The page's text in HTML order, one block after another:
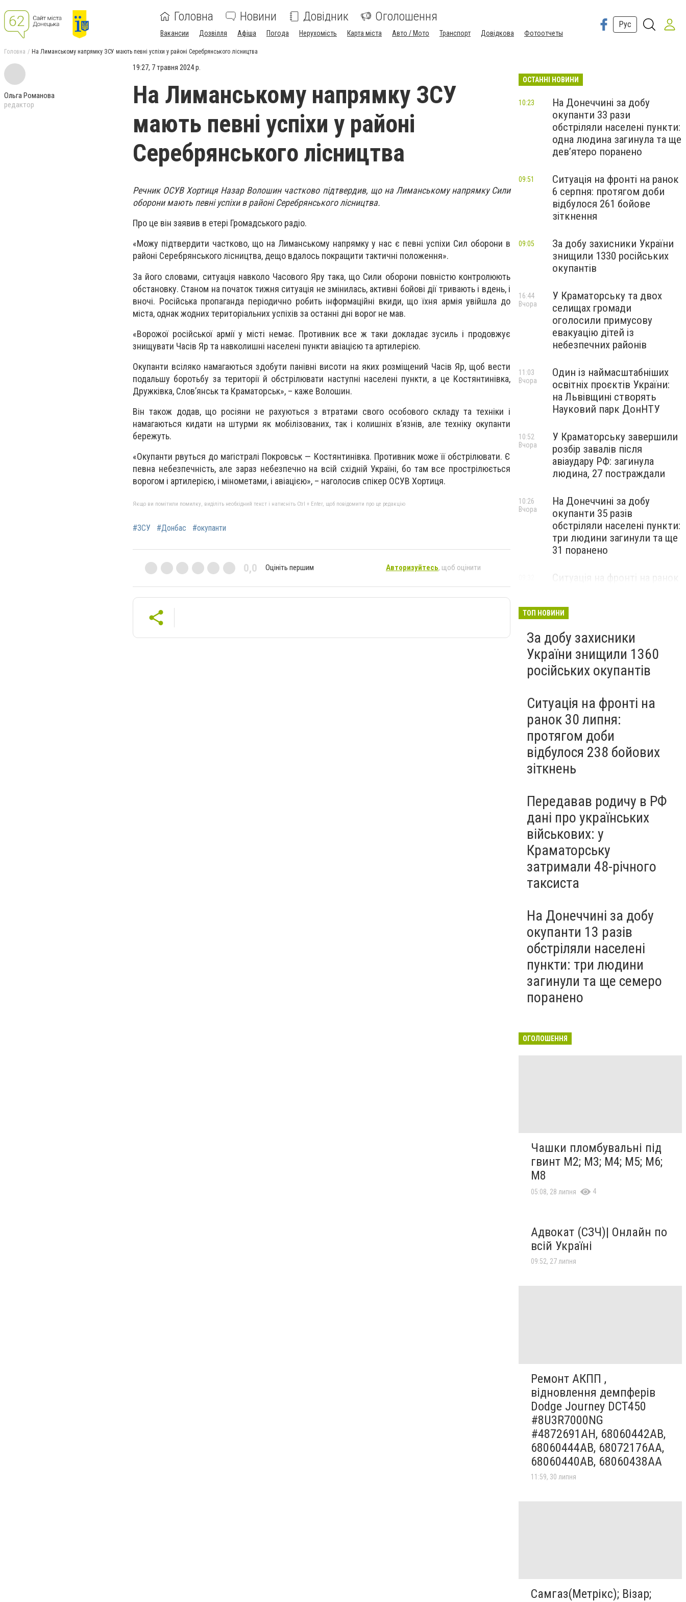
Головна Новини Довідник Оголошення
Вакансии Дозвілля Афіша Погода Нерухомість Карта міста Авто / Мото Транспорт Довідкова Фотоотчеты
Рус
Головна На Лиманському напрямку ЗСУ мають певні успіхи у районі Серебрянського лісництва
Ольга Романова
редактор
19:27, 7 травня 2024 р.
На Лиманському напрямку ЗСУ
мають певні успіхи у районі
Серебрянського лісництва
Речник ОСУВ Хортиця Назар Волошин частково підтвердив, що на Лиманському напрямку Сили
оборони мають певні успіхи в районі Серебрянського лісництва.
Про це він заявив в етері Громадського радіо.
«Можу підтвердити частково, що на Лиманському напрямку у нас є певні успіхи Сил оборони в
районі Серебрянського лісництва, дещо вдалось покращити тактичні положення».
За його словами, ситуація навколо Часового Яру така, що Сили оборони повністю контролюють
обстановку. Станом на початок тижня ситуація не змінилась, активні бойові дії тривають і вдень, і
вночі. Російська пропаганда періодично робить інформаційні вкиди, що їхня армія увійшла до
міста, однак жодних територіальних успіхів за останні дні ворог не мав.
«Ворожої російської армії у місті немає. Противник все ж таки докладає зусиль і продовжує
знищувати Часів Яр та навколишні населені пункти авіацією та артилерією.
Окупанти всіляко намагаються здобути панівні висоти на яких розміщений Часів Яр, щоб вести
подальшу боротьбу за території й обстрілювати наступні населені пункти, а це Костянтинівка,
Дружківка, Слов’янськ та Краматорськ», – каже Волошин.
Він також додав, що росіяни не рахуються з втратами свого особового складу та техніки і
намагаються кидати на штурми як мобілізованих, так і колишніх в’язнів, але техніку окупанти
бережуть.
«Окупанти рвуться до магістралі Покровськ — Костянтинівка. Противник може її обстрілювати. Є
певна небезпечність, але зараз небезпечно на всій східній Україні, бо там все прострілюється
ворогом і артилерією, і мінометами, і авіацією», – наголосив спікер ОСУВ Хортиця.
Якщо ви помітили помилку, виділіть необхідний текст і натисніть Ctrl + Enter, щоб повідомити про це редакцію
#ЗСУ #Донбас #окупанти
0,0 Оцініть першим Авторизуйтесь, щоб оцінити
ОСТАННІ НОВИНИ
На Донеччині за добу
окупанти 33 рази
обстріляли населені пункти:
одна людина загинула та ще
девʼятеро поранено
10:23
Ситуація на фронті на ранок
6 серпня: протягом доби
відбулося 261 бойове
зіткнення
09:51
За добу захисники України
знищили 1330 російських
окупантів
09:05
У Краматорську та двох
селищах громади
оголосили примусову
евакуацію дітей із
небезпечних районів
16:44
Вчора
Один із наймасштабніших
освітніх проєктів України:
на Львівщині створять
Науковий парк ДонНТУ
11:03
Вчора
У Краматорську завершили
розбір завалів після
авіаудару РФ: загинула
людина, 27 постраждали
10:52
Вчора
На Донеччині за добу
окупанти 35 разів
обстріляли населені пункти:
три людини загинули та ще
31 поранено
10:26
Вчора
Ситуація на фронті на ранок
зіткнень
ТОП НОВИНИ
За добу захисники
України знищили 1360
російських окупантів
Ситуація на фронті на
ранок 30 липня:
протягом доби
відбулося 238 бойових
зіткнень
Передавав родичу в РФ
дані про українських
військових: у
Краматорську
затримали 48-річного
таксиста
На Донеччині за добу
окупанти 13 разів
обстріляли населені
пункти: три людини
загинули та ще семеро
поранено
ОГОЛОШЕННЯ
Чашки пломбувальні під
гвинт М2; М3; М4; М5; М6;
М8
05:08, 28 липня 4
Адвокат (СЗЧ)| Онлайн по
всій Україні
09:52, 27 липня
Ремонт АКПП ,
відновлення демпферів
Dodge Journey DCT450
#8U3R7000NG
#4872691AH, 68060442AB,
68060444AB, 68072176AA,
68060440AB, 68060438AA
11:59, 30 липня
Самгаз(Метрікс); Візар;